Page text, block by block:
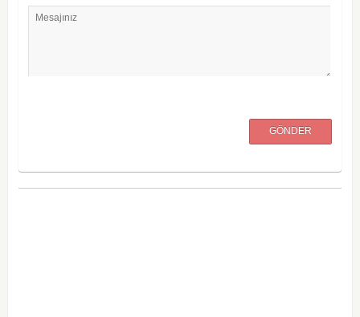
Mesajınız
GÖNDER